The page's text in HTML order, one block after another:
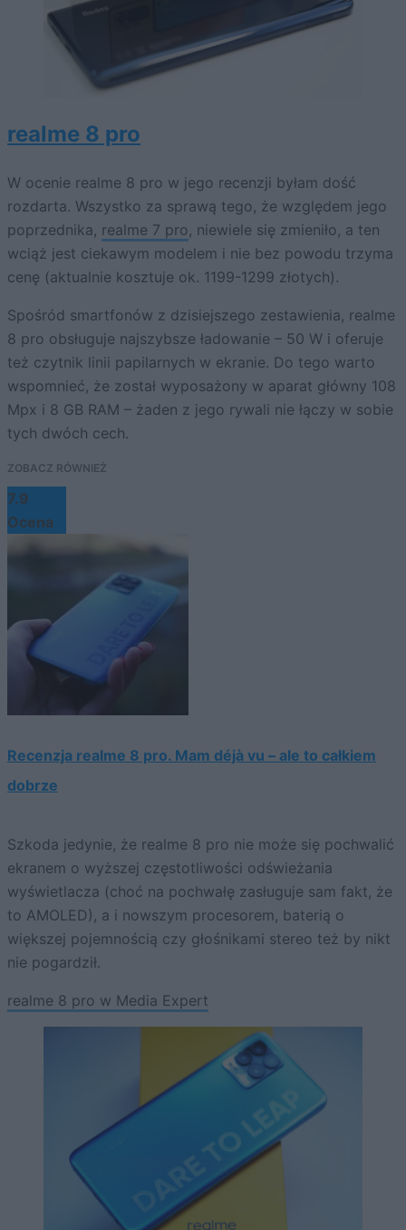
realme 8 pro
W ocenie realme 8 pro w jego recenzji byłam dość
rozdarta. Wszystko za sprawą tego, że względem jego
poprzednika, realme 7 pro, niewiele się zmieniło, a ten
wciąż jest ciekawym modelem i nie bez powodu trzyma
cenę (aktualnie kosztuje ok. 1199-1299 złotych).
Spośród smartfonów z dzisiejszego zestawienia, realme
8 pro obsługuje najszybsze ładowanie – 50 W i oferuje
też czytnik linii papilarnych w ekranie. Do tego warto
wspomnieć, że został wyposażony w aparat główny 108
Mpx i 8 GB RAM – żaden z jego rywali nie łączy w sobie
tych dwóch cech.
ZOBACZ RÓWNIEŻ
7.9
Ocena
Recenzja realme 8 pro. Mam déjà vu – ale to całkiem
dobrze
Szkoda jedynie, że realme 8 pro nie może się pochwalić
ekranem o wyższej częstotliwości odświeżania
wyświetlacza (choć na pochwałę zasługuje sam fakt, że
to AMOLED), a i nowszym procesorem, baterią o
większej pojemnością czy głośnikami stereo też by nikt
nie pogardził.
realme 8 pro w Media Expert